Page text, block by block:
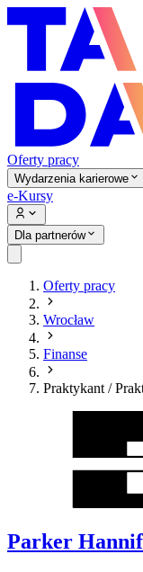
Oferty pracy
Wydarzenia karierowe
e-Kursy
Dla partnerów
Oferty pracy
Wrocław
Finanse
Praktykant /
Parker